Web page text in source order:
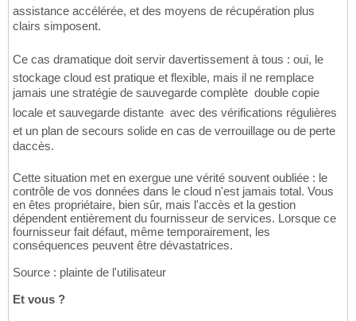
assistance accélérée, et des moyens de récupération plus
clairs simposent.
Ce cas dramatique doit servir davertissement à tous : oui, le
stockage cloud est pratique et flexible, mais il ne remplace
jamais une stratégie de sauvegarde complète  double copie
locale et sauvegarde distante  avec des vérifications régulières
et un plan de secours solide en cas de verrouillage ou de perte
daccès.
Cette situation met en exergue une vérité souvent oubliée : le
contrôle de vos données dans le cloud n'est jamais total. Vous
en êtes propriétaire, bien sûr, mais l'accès et la gestion
dépendent entièrement du fournisseur de services. Lorsque ce
fournisseur fait défaut, même temporairement, les
conséquences peuvent être dévastatrices.
Source : plainte de l'utilisateur
Et vous ?